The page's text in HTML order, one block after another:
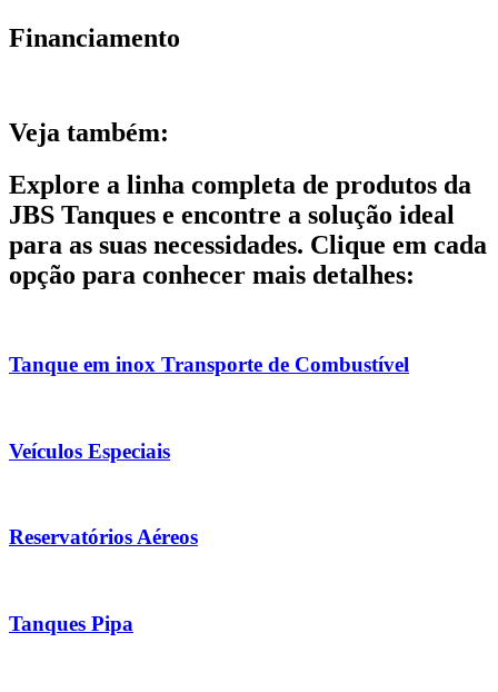
Financiamento
Veja também:
Explore a linha completa de produtos da
JBS Tanques e encontre a solução ideal
para as suas necessidades. Clique em cada
opção para conhecer mais detalhes:
Tanque em inox Transporte de Combustível
Veículos Especiais
Reservatórios Aéreos
Tanques Pipa